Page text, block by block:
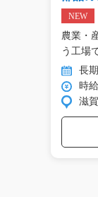
NEW
農業・
う工場
ま… 長
時
滋